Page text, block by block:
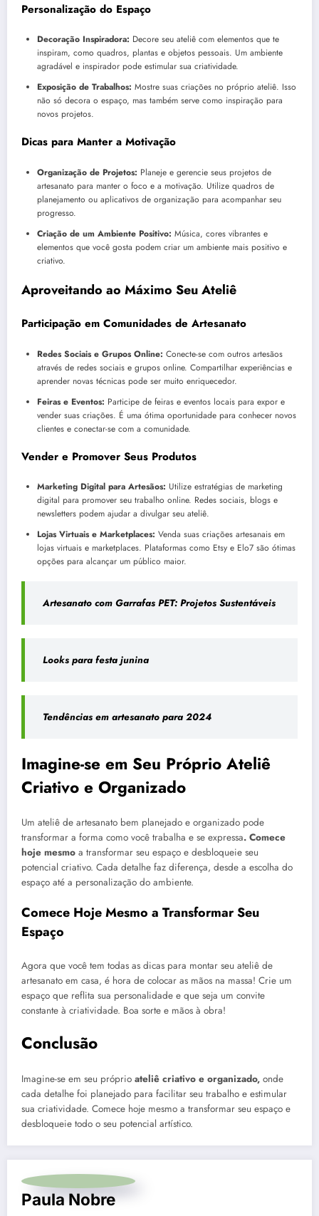
Personalização do Espaço
Decoração Inspiradora: Decore seu ateliê com elementos que te
inspiram, como quadros, plantas e objetos pessoais. Um ambiente
agradável e inspirador pode estimular sua criatividade.
Exposição de Trabalhos: Mostre suas criações no próprio ateliê. Isso
não só decora o espaço, mas também serve como inspiração para
novos projetos.
Dicas para Manter a Motivação
Organização de Projetos: Planeje e gerencie seus projetos de
artesanato para manter o foco e a motivação. Utilize quadros de
planejamento ou aplicativos de organização para acompanhar seu
progresso.
Criação de um Ambiente Positivo: Música, cores vibrantes e
elementos que você gosta podem criar um ambiente mais positivo e
criativo.
Aproveitando ao Máximo Seu Ateliê
Participação em Comunidades de Artesanato
Redes Sociais e Grupos Online: Conecte-se com outros artesãos
através de redes sociais e grupos online. Compartilhar experiências e
aprender novas técnicas pode ser muito enriquecedor.
Feiras e Eventos: Participe de feiras e eventos locais para expor e
vender suas criações. É uma ótima oportunidade para conhecer novos
clientes e conectar-se com a comunidade.
Vender e Promover Seus Produtos
Marketing Digital para Artesãos: Utilize estratégias de marketing
digital para promover seu trabalho online. Redes sociais, blogs e
newsletters podem ajudar a divulgar seu ateliê.
Lojas Virtuais e Marketplaces: Venda suas criações artesanais em
lojas virtuais e marketplaces. Plataformas como Etsy e Elo7 são ótimas
opções para alcançar um público maior.
Artesanato com Garrafas PET: Projetos Sustentáveis
Looks para festa junina
Tendências em artesanato para 2024
Imagine-se em Seu Próprio Ateliê
Criativo e Organizado
Um ateliê de artesanato bem planejado e organizado pode
transformar a forma como você trabalha e se expressa. Comece
hoje mesmo a transformar seu espaço e desbloqueie seu
potencial criativo. Cada detalhe faz diferença, desde a escolha do
espaço até a personalização do ambiente.
Comece Hoje Mesmo a Transformar Seu
Espaço
Agora que você tem todas as dicas para montar seu ateliê de
artesanato em casa, é hora de colocar as mãos na massa! Crie um
espaço que reflita sua personalidade e que seja um convite
constante à criatividade. Boa sorte e mãos à obra!
Conclusão
Imagine-se em seu próprio ateliê criativo e organizado, onde
cada detalhe foi planejado para facilitar seu trabalho e estimular
sua criatividade. Comece hoje mesmo a transformar seu espaço e
desbloqueie todo o seu potencial artístico.
Paula Nobre